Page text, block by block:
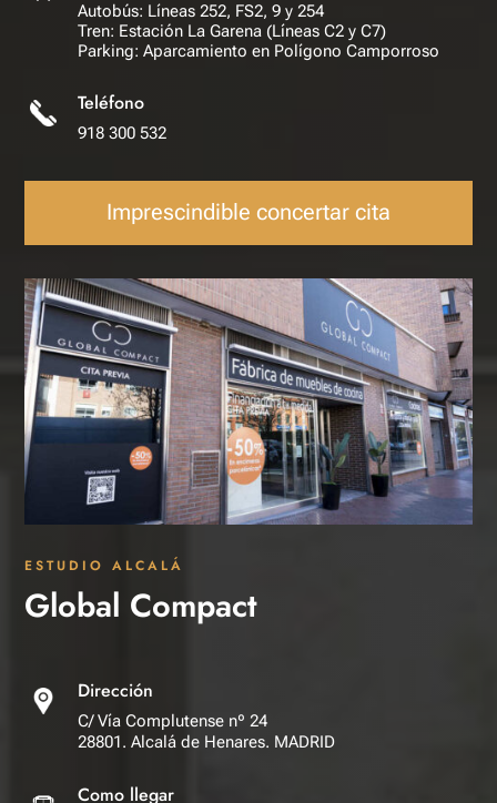
Autobús: Líneas 252, FS2, 9 y 254
Tren: Estación La Garena (Líneas C2 y C7)
Parking: Aparcamiento en Polígono Camporroso
Teléfono
918 300 532
Imprescindible concertar cita
ESTUDIO ALCALÁ
Global Compact
Dirección
C/ Vía Complutense nº 24
28801. Alcalá de Henares. MADRID
Como llegar